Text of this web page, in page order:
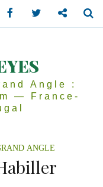
Angle :
— France-
ANGLE
Facebook Twitter